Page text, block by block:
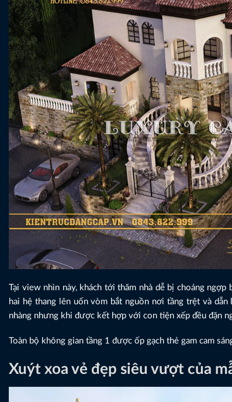
Tại view nhìn này, khách tới thăm nhà dễ bị choáng
hai hệ thang lên uốn vòm bắt nguồn nơi tầng trệt và
nhàng nhưng khi được kết hợp với con tiện xếp đều đặn
Toàn bộ không gian tầng 1 được ốp gạch thẻ gam cam
Xuýt xoa vẻ đẹp siêu vượt của